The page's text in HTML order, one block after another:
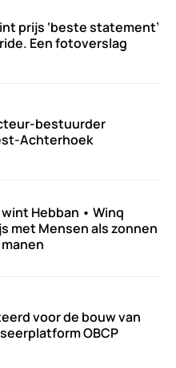
prijs ‘beste statement’
Een fotoverslag
bestuurder
Achterhoek
Hebban • Winq
met Mensen als zonnen
voor de bouw van
OBCP